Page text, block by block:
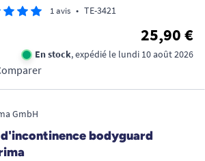
1 avis • TE-3421
25,90 €
En stock, expédié le lundi 10 août 2026
GmbH
bodyguard